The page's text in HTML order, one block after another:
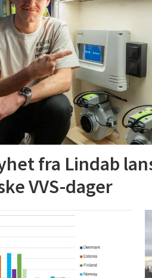
fra Lindab
VVS-dager